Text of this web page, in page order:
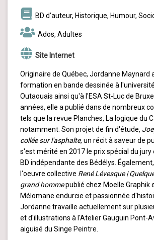
BD d’auteur, Historique, Humour,
Ados, Adultes
Site Internet
Originaire de Québec, Jordanne Maynard
formation en bande dessinée à
Outaouais ainsi qu'à l'ESA St-Luc de
années, elle a publié dans de nombreux
tels que la revue Planches, La logique du
notamment. Son projet de fin d'étude,
collée sur l'asphalte, un récit à saveur de
s'est mérité en 2017 le prix spécial du jury
BD indépendante des Bédélys.
l'oeuvre collective René Lévesque |
grand hommepublié chez Moelle Graphik
Mélomane endurcie et passionnée
Jordanne travaille actuellement sur
et d'illustrations à l'Atelier Gauguin Pont-
aiguisé du Singe Peintre.